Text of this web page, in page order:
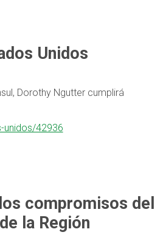
Unidos
Dorothy Ngutter cumplirá
unidos/42936
compromisos del
la Región